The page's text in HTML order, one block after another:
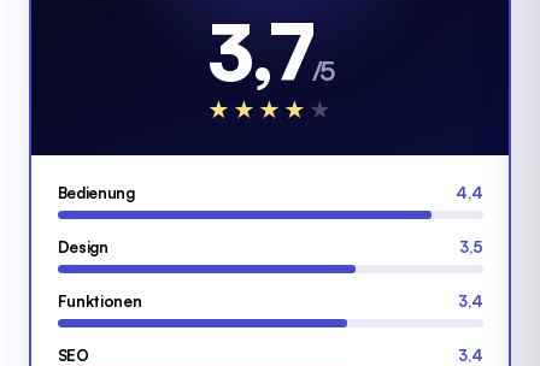
3,7/5
★ ★ ★ ★ ★
Bedienung 4,4
Design 3,5
Funktionen 3,4
SEO 3,4